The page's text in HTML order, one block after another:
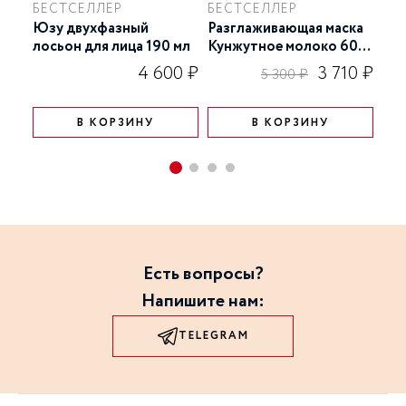
БЕСТСЕЛЛЕР
Юзу двухфазный
лосьон для лица 190 мл
4 600 ₽
В КОРЗИНУ
БЕСТСЕЛЛЕР
Разглаживающая маска
Кунжутное молоко 60
5 300 ₽ 3 710 ₽
В КОРЗИНУ
Есть вопросы?
Напишите нам:
TELEGRAM